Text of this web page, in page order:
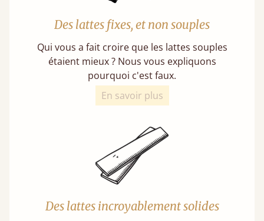
Des lattes fixes, et non souples
Qui vous a fait croire que les lattes souples
étaient mieux ? Nous vous expliquons
pourquoi c'est faux.
En savoir plus
Des lattes incroyablement solides